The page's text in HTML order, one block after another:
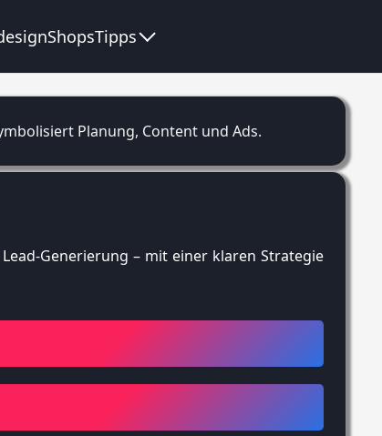
ShopsTipps
Generierung – mit einer klaren Strategie